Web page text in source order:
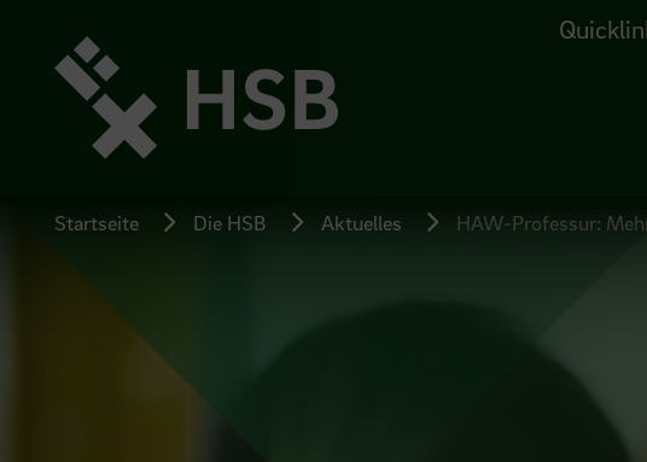
Seiteninhalt
springen
Startseite Die HSB Aktuelles HAW-Professur: